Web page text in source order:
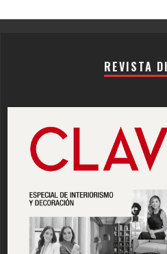
REVISTA